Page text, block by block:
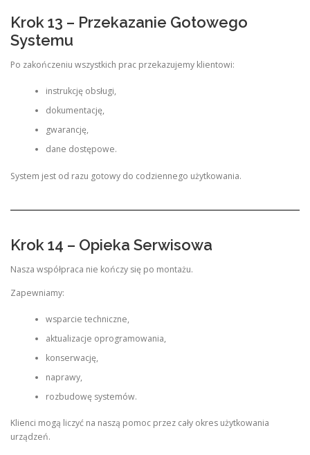
Krok 13 – Przekazanie Gotowego
Systemu
Po zakończeniu wszystkich prac przekazujemy klientowi:
instrukcję obsługi,
dokumentację,
gwarancję,
dane dostępowe.
System jest od razu gotowy do codziennego użytkowania.
Krok 14 – Opieka Serwisowa
Nasza współpraca nie kończy się po montażu.
Zapewniamy:
wsparcie techniczne,
aktualizacje oprogramowania,
konserwację,
naprawy,
rozbudowę systemów.
Klienci mogą liczyć na naszą pomoc przez cały okres użytkowania
urządzeń.